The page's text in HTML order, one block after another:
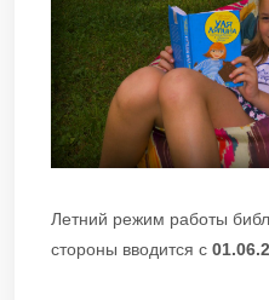
Летний режим работы
стороны вводится с